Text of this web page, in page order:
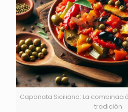
Caponata Siciliana: La
tradición